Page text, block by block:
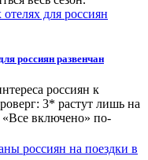
россиян развенчан
россиян к
3* растут лишь на
включено» по-